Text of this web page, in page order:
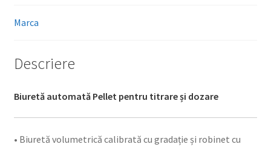
Marca
Descriere
Biuretă automată Pellet pentru titrare și dozare
• Biuretă volumetrică calibrată cu gradație și robinet cu